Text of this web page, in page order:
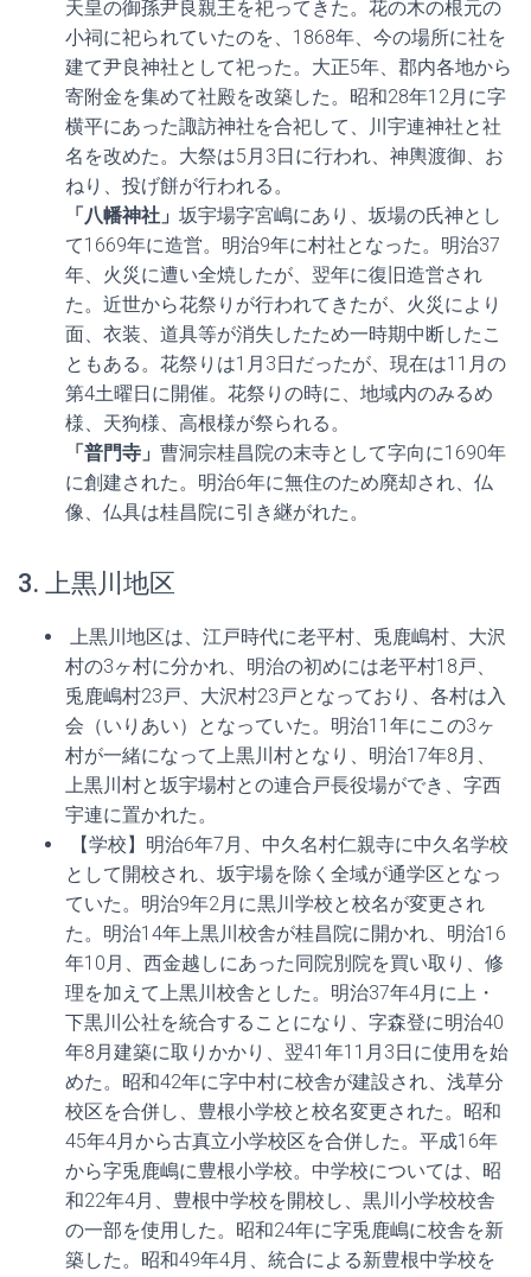
天皇の御孫尹良親王を祀ってきた。花の木の根元の
小祠に祀られていたのを、1868年、今の場所に社を
建て尹良神社として祀った。大正5年、郡内各地から
寄附金を集めて社殿を改築した。昭和28年12月に字
横平にあった諏訪神社を合祀して、川宇連神社と社
名を改めた。大祭は5月3日に行われ、神輿渡御、お
ねり、投げ餅が行われる。
「八幡神社」 坂宇場字宮嶋にあり、坂場の氏神とし
て1669年に造営。明治9年に村社となった。明治37
年、火災に遭い全焼したが、翌年に復旧造営され
た。近世から花祭りが行われてきたが、火災により
面、衣装、道具等が消失したため一時期中断したこ
ともある。花祭りは1月3日だったが、現在は11月の
第4土曜日に開催。花祭りの時に、地域内のみるめ
様、天狗様、高根様が祭られる。
「普門寺」 曹洞宗桂昌院の末寺として字向に1690年
に創建された。明治6年に無住のため廃却され、仏
像、仏具は桂昌院に引き継がれた。
3. 上黒川地区
上黒川地区は、江戸時代に老平村、兎鹿嶋村、大沢
村の3ヶ村に分かれ、明治の初めには老平村18戸、
兎鹿嶋村23戸、大沢村23戸となっており、各村は入
会（いりあい）となっていた。明治11年にこの3ヶ
村が一緒になって上黒川村となり、明治17年8月、
上黒川村と坂宇場村との連合戸長役場ができ、字西
宇連に置かれた。
【学校】明治6年7月、中久名村仁親寺に中久名学校
として開校され、坂宇場を除く全域が通学区となっ
ていた。明治9年2月に黒川学校と校名が変更され
た。明治14年上黒川校舎が桂昌院に開かれ、明治16
年10月、西金越しにあった同院別院を買い取り、修
理を加えて上黒川校舎とした。明治37年4月に上・
下黒川公社を統合することになり、字森登に明治40
年8月建築に取りかかり、翌41年11月3日に使用を始
めた。昭和42年に字中村に校舎が建設され、浅草分
校区を合併し、豊根小学校と校名変更された。昭和
45年4月から古真立小学校区を合併した。平成16年
から字兎鹿嶋に豊根小学校。中学校については、昭
和22年4月、豊根中学校を開校し、黒川小学校校舎
の一部を使用した。昭和24年に字兎鹿嶋に校舎を新
築した。昭和49年4月、統合による新豊根中学校を